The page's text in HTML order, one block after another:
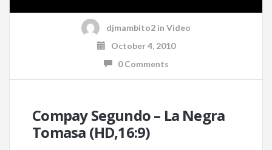
djmambito2 in Video
October 4, 2010
0 Comments
Compay Segundo – La Negra
Tomasa (HD,16:9)